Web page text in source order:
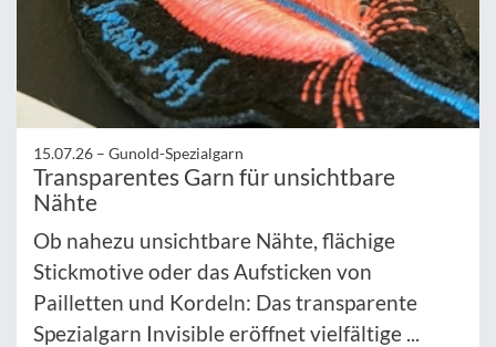
15.07.26 – Gunold-Spezialgarn
Transparentes Garn für unsichtbare
Nähte
Ob nahezu unsichtbare Nähte, flächige
Stickmotive oder das Aufsticken von
Pailletten und Kordeln: Das transparente
Spezialgarn Invisible eröffnet vielfältige ...